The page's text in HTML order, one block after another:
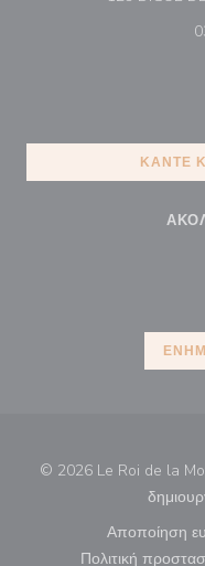
ΚΆΝΤΕ
© 2026 Le Roi de la
Αποποίηση
Πολιτική